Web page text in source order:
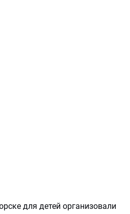
для детей организовали